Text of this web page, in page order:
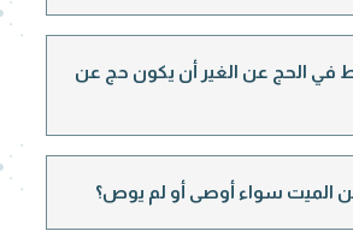
الحج عن الغير أن يكون حج عن
سواء أوصى أو لم يوص؟